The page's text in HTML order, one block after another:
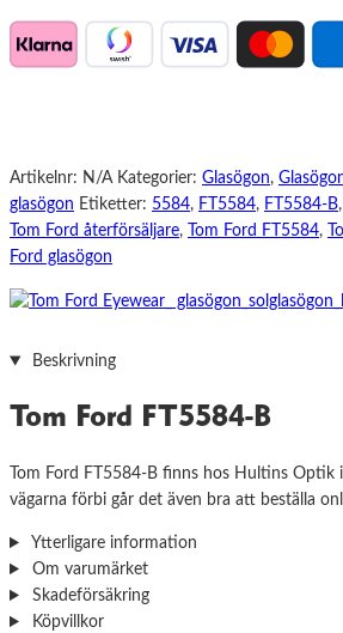
Artikelnr: N/A Kategorier: Glasögon,
glasögon Etiketter: 5584, FT5584, FT5584-B,
Tom Ford återförsäljare, Tom Ford FT5584,
Ford glasögon
Beskrivning
Tom Ford FT5584-B
Tom Ford FT5584-B finns hos Hultins
vägarna förbi går det även bra att beställa
Ytterligare information
Om varumärket
Skadeförsäkring
Köpvillkor